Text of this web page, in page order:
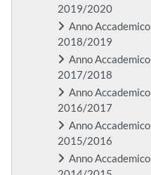
2019/2020
Anno Accademico
2018/2019
Anno Accademico
2017/2018
Anno Accademico
2016/2017
Anno Accademico
2015/2016
Anno Accademico